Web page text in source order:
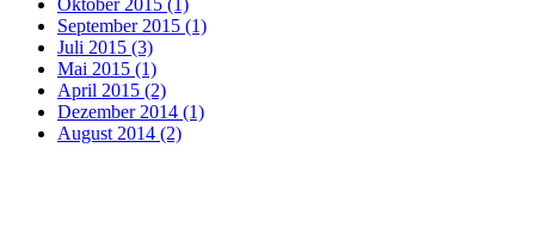
Oktober 2015 (1)
September 2015 (1)
Juli 2015 (3)
Mai 2015 (1)
April 2015 (2)
Dezember 2014 (1)
August 2014 (2)